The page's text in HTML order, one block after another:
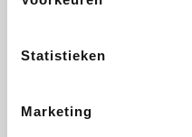
Statistieken
Marketing